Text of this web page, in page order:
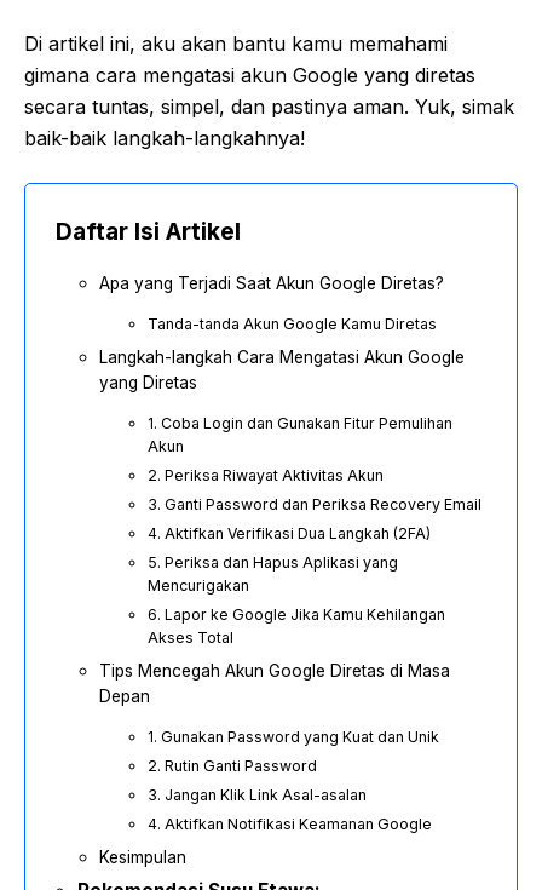
Di artikel ini, aku akan bantu kamu memahami
gimana cara mengatasi akun Google yang diretas
secara tuntas, simpel, dan pastinya aman. Yuk, simak
baik-baik langkah-langkahnya!
Daftar Isi Artikel
Apa yang Terjadi Saat Akun Google Diretas?
Tanda-tanda Akun Google Kamu Diretas
Langkah-langkah Cara Mengatasi Akun Google
yang Diretas
1. Coba Login dan Gunakan Fitur Pemulihan
Akun
2. Periksa Riwayat Aktivitas Akun
3. Ganti Password dan Periksa Recovery Email
4. Aktifkan Verifikasi Dua Langkah (2FA)
5. Periksa dan Hapus Aplikasi yang
Mencurigakan
6. Lapor ke Google Jika Kamu Kehilangan
Akses Total
Tips Mencegah Akun Google Diretas di Masa
Depan
1. Gunakan Password yang Kuat dan Unik
2. Rutin Ganti Password
3. Jangan Klik Link Asal-asalan
4. Aktifkan Notifikasi Keamanan Google
Kesimpulan